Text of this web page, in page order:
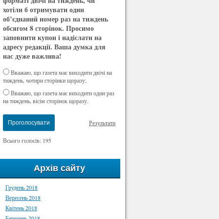
хотіли б отримувати один
об’єднаний номер раз на тиждень
обсягом 8 сторінок. Просимо
заповнити купон і надіслати на
адресу редакції. Ваша думка для
нас дуже важлива!
Вважаю, що газета має виходити двічі на
тиждень, чотири сторінки щоразу;
Вважаю, що газета має виходити один раз
на тиждень, вісім сторінок щоразу.
Проголосувати Результати
Всього голосів: 195
Архів сайту
Грудень 2018
Вересень 2018
Квітень 2018